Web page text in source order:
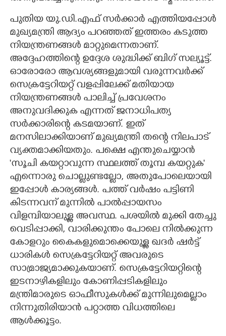
പുതിയ യു.ഡി.എഫ് സർക്കാർ എത്തിയപ്പോൾ
മുഖ്യമന്ത്രി ആദ്യം പറഞ്ഞത് ഇത്തരം കടുത്ത
നിയന്ത്രണങ്ങൾ മാറ്റുമെന്നതാണ്.
അദ്ദേഹത്തിന്റെ ഉദ്ദേശ ശുദ്ധിക്ക് ബിഗ് സല്യൂട്ട്.
ഓരോരോ ആവശ്യങ്ങളുമായി വരുന്നവർക്ക്
സെക്രട്ടേറിയറ്റ് വളപ്പിലേക്ക് മതിയായ
നിയന്ത്രണങ്ങൾ പാലിച്ച് പ്രവേശനം
അനുവദിക്കുക എന്നത് ജനാധിപത്യ
സർക്കാരിന്റെ കടമയാണ്. ഇത്
മനസിലാക്കിയാണ് മുഖ്യമന്ത്രി തന്റെ നിലപാട്
വ്യക്തമാക്കിയതും. പക്ഷെ എന്തുചെയ്യാൻ
'സൂചി കയറ്റാവുന്ന സ്ഥലത്ത് തൂമ്പ കയറ്റുക'
എന്നൊരു ചൊല്ലുണ്ടല്ലോ, അതുപോലെയായി
ഇപ്പോൾ കാര്യങ്ങൾ. പത്ത് വർഷം പട്ടിണി
കിടന്നവന് മുന്നിൽ പാൽപ്പായസം
വിളമ്പിയാലുള്ള അവസ്ഥ. പശയിൽ മുക്കി തേച്ചു
വെടിപ്പാക്കി, വാരിക്കുന്തം പോലെ നിൽക്കുന്ന
കോളറും കൈകളുമൊക്കെയുള്ള ഖദർ ഷർട്ട്
ധാരികൾ സെക്രട്ടേറിയറ്റ് അവരുടെ
സാമ്രാജ്യമാക്കുകയാണ്. സെക്രട്ടേറിയറ്റിന്റെ
ഇടനാഴികളിലും കോണിപ്പടികളിലും
മന്ത്രിമാരുടെ ഓഫീസുകൾക്ക് മുന്നിലുമെല്ലാം
നിന്നുതിരിയാൻ പറ്റാത്ത വിധത്തിലെ
ആൾക്കൂട്ടം.